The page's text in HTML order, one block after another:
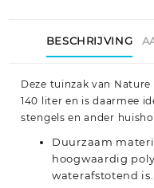
BESCHRIJVING
Deze tuinzak van
140 liter en is daarmee
stengels en ander
Duurzaam
hoogwaardig
waterafstotend is.